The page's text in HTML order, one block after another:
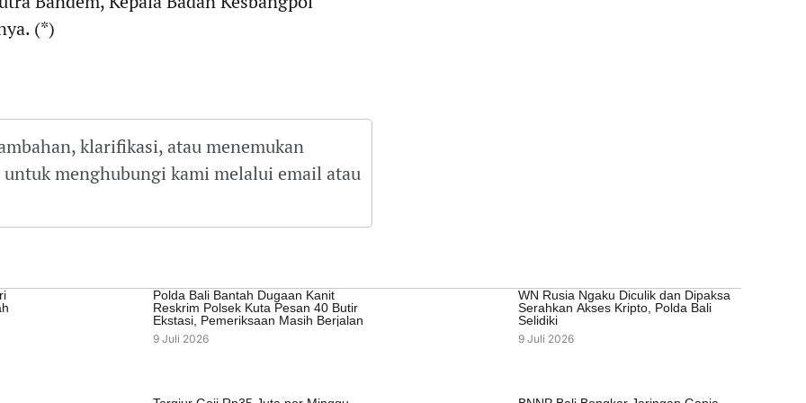
(*)
klarifikasi, atau menemukan
menghubungi kami melalui email atau
Polda Bali Bantah Dugaan Kanit
Reskrim Polsek Kuta Pesan 40 Butir
Ekstasi, Pemeriksaan Masih Berjalan
9 Juli 2026
WN Rusia Ngaku Diculik dan Dipaksa
Serahkan Akses Kripto, Polda Bali
Selidiki
9 Juli 2026